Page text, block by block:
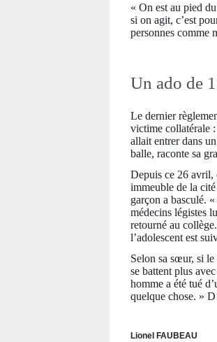
« On est au pied
si on agit, c’est
personnes comme
Un ado de
Le dernier
victime collatérale
allait entrer dans
balle, raconte sa
Depuis ce 26 avril,
immeuble de la
garçon a basculé.
médecins légistes
retourné au
l’adolescent est
Selon sa sœur, si le
se battent plus
homme a été tué
quelque chose. »
Lionel FAUBEAU